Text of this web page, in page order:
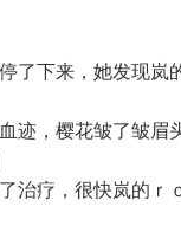
下来，她发现岚
迹，樱花皱了皱眉
治疗，很快岚的ｒ